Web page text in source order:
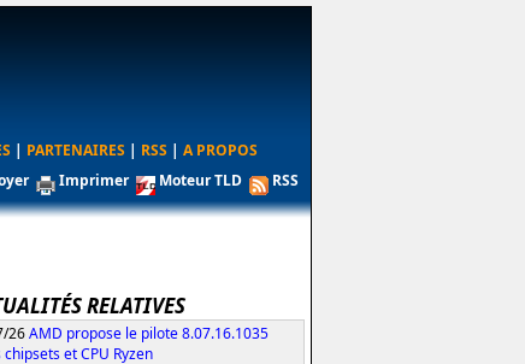
| PARTENAIRES | RSS | A PROPOS
Imprimer Moteur TLD RSS
RELATIVES
26AMD propose le pilote 8.07.16.1035
et CPU Ryzen